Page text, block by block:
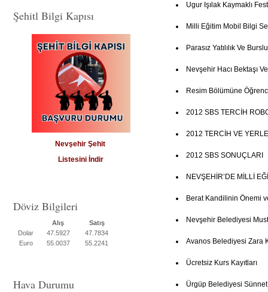
Şehitl Bilgi Kapısı
Nevşehir Şehit
Listesini İndir
Döviz Bilgileri
Alış
Satış
Dolar
47.5927
47.7834
Euro
55.0037 55.2241
Hava Durumu
Ugur Işılak Kaymaklı
Milli Eğitim Mobil Bilgi
Parasız Yatılılık Ve
Nevşehir Hacı Bektaşı
Resim Bölümüne
2012 SBS TERCİH
2012 TERCİH VE
2012 SBS SONUÇLARI
NEVŞEHİR’DE MİLLİ
Berat Kandilinin Önemi
Nevşehir Belediyesi
Avanos Belediyesi Zara
Ücretsiz Kurs Kayıtları
Ürgüp Belediyesi